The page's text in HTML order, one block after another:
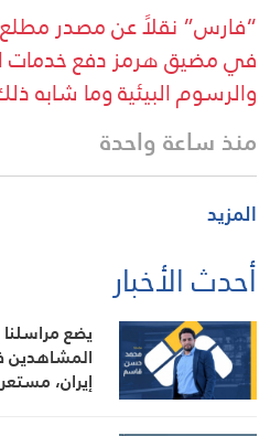
“فارس” نقلاً عن مصدر
في مضيق هرمز دفع خدمات
والرسوم البيئية وما شابه
منذ ساعة واحدة
المزيد
أحدث الأخبار
يضع
المشاهدين
إيران،